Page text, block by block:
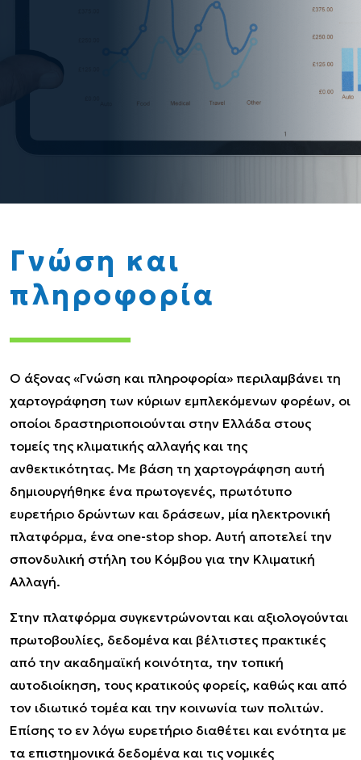
Γνώση και
πληροφορία
Ο άξονας «Γνώση και πληροφορία» περιλαμβάνει τη
χαρτογράφηση των κύριων εμπλεκόμενων φορέων, οι
οποίοι δραστηριοποιούνται στην Ελλάδα στους
τομείς της κλιματικής αλλαγής και της
ανθεκτικότητας. Με βάση τη χαρτογράφηση αυτή
δημιουργήθηκε ένα πρωτογενές, πρωτότυπο
ευρετήριο δρώντων και δράσεων, μία ηλεκτρονική
πλατφόρμα, ένα one-stop shop. Αυτή αποτελεί την
σπονδυλική στήλη του Κόμβου για την Κλιματική
Αλλαγή.
Στην πλατφόρμα συγκεντρώνονται και αξιολογούνται
πρωτοβουλίες, δεδομένα και βέλτιστες πρακτικές
από την ακαδημαϊκή κοινότητα, την τοπική
αυτοδιοίκηση, τους κρατικούς φορείς, καθώς και από
τον ιδιωτικό τομέα και την κοινωνία των πολιτών.
Επίσης το εν λόγω ευρετήριο διαθέτει και ενότητα με
τα επιστημονικά δεδομένα και τις νομικές